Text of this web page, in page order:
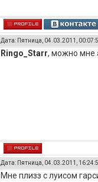
Дата: Пятница, 04.03.2011,
Ringo_Starr, можно мне
Дата: Пятница, 04.03.2011,
Мне плизз с луисом